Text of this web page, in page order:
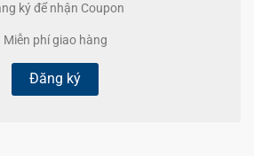
ký để nhận Coupon
Miễn phí giao hàng
Đăng ký